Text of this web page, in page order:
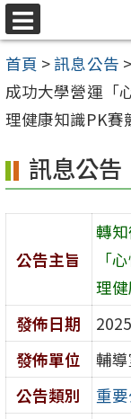
跳
至
主
要
內
區
選
單
首頁 >訊息公告 >
成功大學營運「
理健康知識PK賽
訊息公告
公告主旨
轉
「
理
發佈日期
發佈單位
輔
公告類別
重